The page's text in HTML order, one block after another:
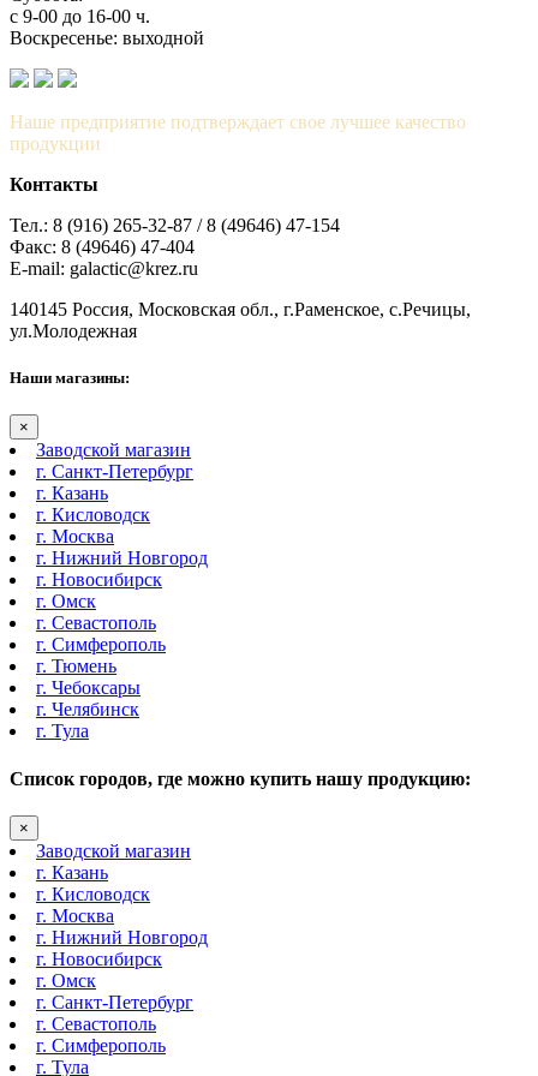
с 9-00 до 16-00 ч.
Воскресенье: выходной
Наше предприятие подтверждает свое лучшее качество
продукции
Контакты
Тел.: 8 (916) 265-32-87 / 8 (49646) 47-154
Факс: 8 (49646) 47-404
E-mail: galactic@krez.ru
140145 Россия, Московская обл., г.Раменское, с.Речицы,
ул.Молодежная
Наши магазины:
×
Заводской магазин
г. Санкт-Петербург
г. Казань
г. Кисловодск
г. Москва
г. Нижний Новгород
г. Новосибирск
г. Омск
г. Севастополь
г. Симферополь
г. Тюмень
г. Чебоксары
г. Челябинск
г. Тула
Список городов, где можно купить нашу продукцию:
×
Заводской магазин
г. Казань
г. Кисловодск
г. Москва
г. Нижний Новгород
г. Новосибирск
г. Омск
г. Санкт-Петербург
г. Севастополь
г. Симферополь
г. Тула